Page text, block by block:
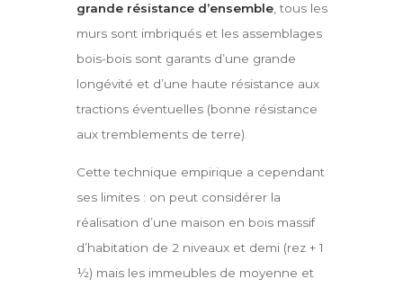
grande résistance d’ensemble, tous les
murs sont imbriqués et les assemblages
bois-bois sont garants d’une grande
longévité et d’une haute résistance aux
tractions éventuelles (bonne résistance
aux tremblements de terre).
Cette technique empirique a cependant
ses limites : on peut considérer la
réalisation d’une maison en bois massif
d’habitation de 2 niveaux et demi (rez + 1
½) mais les immeubles de moyenne et